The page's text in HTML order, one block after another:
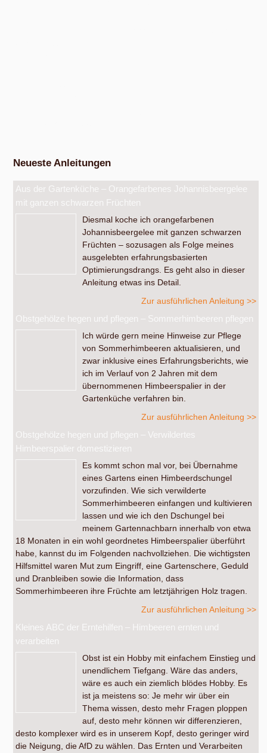
Neueste Anleitungen
Aus der Gartenküche – Orangefarbenes Johannisbeergelee
mit ganzen schwarzen Früchten
Diesmal koche ich orangefarbenen
Johannisbeergelee mit ganzen schwarzen
Früchten – sozusagen als Folge meines
ausgelebten erfahrungsbasierten
Optimierungsdrangs. Es geht also in dieser
Anleitung etwas ins Detail.
Zur ausführlichen Anleitung >>
Obstgehölze hegen und pflegen – Sommerhimbeeren pflegen
Ich würde gern meine Hinweise zur Pflege
von Sommerhimbeeren aktualisieren, und
zwar inklusive eines Erfahrungsberichts, wie
ich im Verlauf von 2 Jahren mit dem
übernommenen Himbeerspalier in der
Gartenküche verfahren bin.
Zur ausführlichen Anleitung >>
Obstgehölze hegen und pflegen – Verwildertes
Himbeerspalier domestizieren
Es kommt schon mal vor, bei Übernahme
eines Gartens einen Himbeerdschungel
vorzufinden. Wie sich verwilderte
Sommerhimbeeren einfangen und kultivieren
lassen und wie ich den Dschungel bei
meinem Gartennachbarn innerhalb von etwa
18 Monaten in ein wohl geordnetes Himbeerspalier überführt
habe, kannst du im Folgenden nachvollziehen. Die wichtigsten
Hilfsmittel waren Mut zum Eingriff, eine Gartenschere, Geduld
und Dranbleiben sowie die Information, dass
Sommerhimbeeren ihre Früchte am letztjährigen Holz tragen.
Zur ausführlichen Anleitung >>
Kleines ABC der Erntehilfen – Himbeeren ernten und
verarbeiten
Obst ist ein Hobby mit einfachem Einstieg und
unendlichem Tiefgang. Wäre das anders,
wäre es auch ein ziemlich blödes Hobby. Es
ist ja meistens so: Je mehr wir über ein
Thema wissen, desto mehr Fragen ploppen
auf, desto mehr können wir differenzieren,
desto komplexer wird es in unserem Kopf, desto geringer wird
die Neigung, die AfD zu wählen. Das Ernten und Verarbeiten